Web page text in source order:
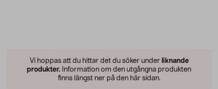
Vi hoppas att du hittar det du söker under liknande
produkter. Information om den utgångna produkten
finns längst ner på den här sidan.